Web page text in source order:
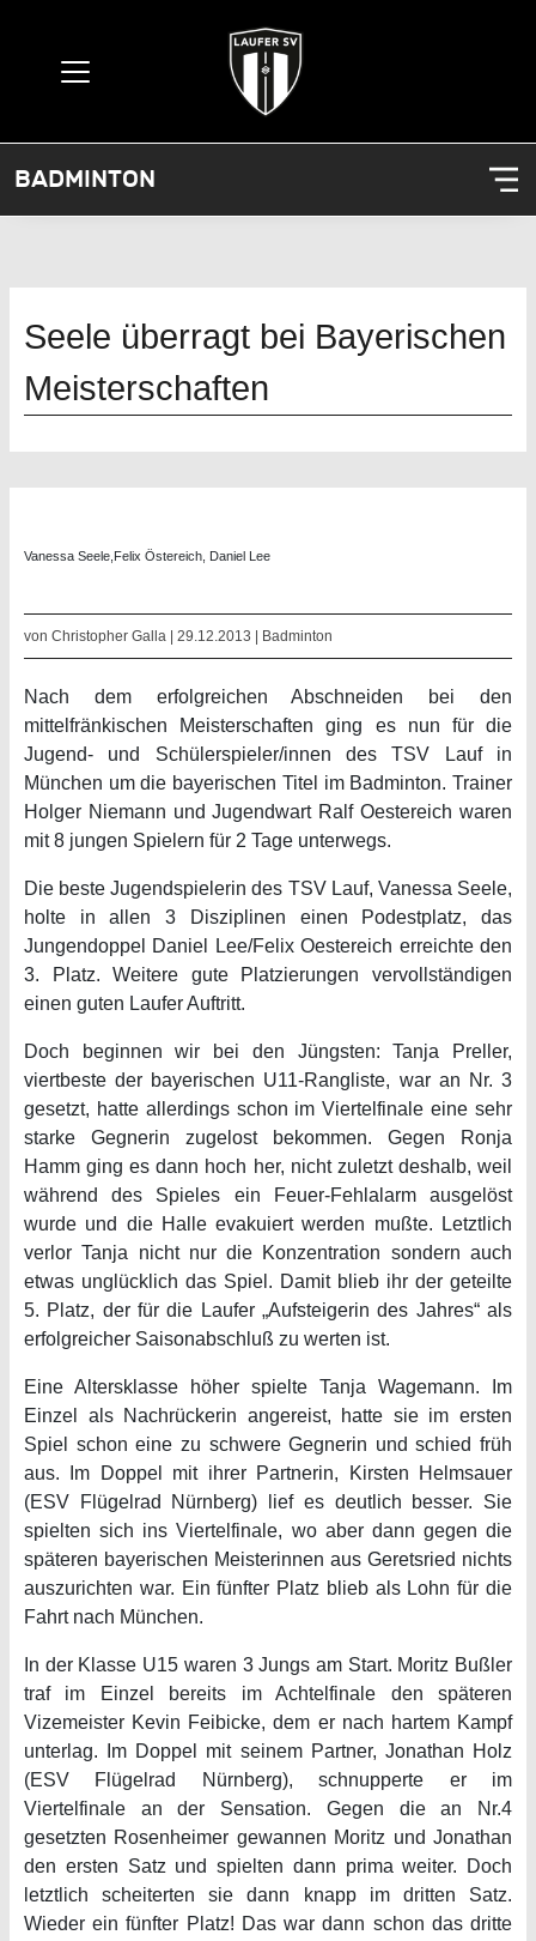
BADMINTON
Seele überragt bei Bayerischen
Meisterschaften
Vanessa Seele,Felix Östereich, Daniel Lee
von Christopher Galla | 29.12.2013 | Badminton
Nach dem erfolgreichen Abschneiden bei den
mittelfränkischen Meisterschaften ging es nun für die
Jugend- und Schülerspieler/innen des TSV Lauf in
München um die bayerischen Titel im Badminton. Trainer
Holger Niemann und Jugendwart Ralf Oestereich waren
mit 8 jungen Spielern für 2 Tage unterwegs.
Die beste Jugendspielerin des TSV Lauf, Vanessa Seele,
holte in allen 3 Disziplinen einen Podestplatz, das
Jungendoppel Daniel Lee/Felix Oestereich erreichte den
3. Platz. Weitere gute Platzierungen vervollständigen
einen guten Laufer Auftritt.
Doch beginnen wir bei den Jüngsten: Tanja Preller,
viertbeste der bayerischen U11-Rangliste, war an Nr. 3
gesetzt, hatte allerdings schon im Viertelfinale eine sehr
starke Gegnerin zugelost bekommen. Gegen Ronja
Hamm ging es dann hoch her, nicht zuletzt deshalb, weil
während des Spieles ein Feuer-Fehlalarm ausgelöst
wurde und die Halle evakuiert werden mußte. Letztlich
verlor Tanja nicht nur die Konzentration sondern auch
etwas unglücklich das Spiel. Damit blieb ihr der geteilte
5. Platz, der für die Laufer „Aufsteigerin des Jahres“ als
erfolgreicher Saisonabschluß zu werten ist.
Eine Altersklasse höher spielte Tanja Wagemann. Im
Einzel als Nachrückerin angereist, hatte sie im ersten
Spiel schon eine zu schwere Gegnerin und schied früh
aus. Im Doppel mit ihrer Partnerin, Kirsten Helmsauer
(ESV Flügelrad Nürnberg) lief es deutlich besser. Sie
spielten sich ins Viertelfinale, wo aber dann gegen die
späteren bayerischen Meisterinnen aus Geretsried nichts
auszurichten war. Ein fünfter Platz blieb als Lohn für die
Fahrt nach München.
In der Klasse U15 waren 3 Jungs am Start. Moritz Bußler
traf im Einzel bereits im Achtelfinale den späteren
Vizemeister Kevin Feibicke, dem er nach hartem Kampf
unterlag. Im Doppel mit seinem Partner, Jonathan Holz
(ESV Flügelrad Nürnberg), schnupperte er im
Viertelfinale an der Sensation. Gegen die an Nr.4
gesetzten Rosenheimer gewannen Moritz und Jonathan
den ersten Satz und spielten dann prima weiter. Doch
letztlich scheiterten sie dann knapp im dritten Satz.
Wieder ein fünfter Platz! Das war dann schon das dritte